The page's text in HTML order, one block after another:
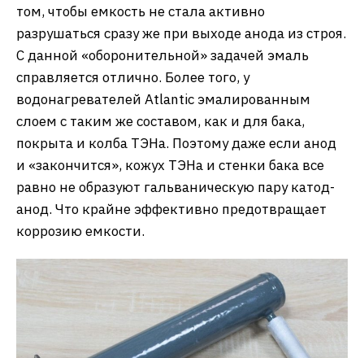
том, чтобы емкость не стала активно
разрушаться сразу же при выходе анода из строя.
С данной «оборонительной» задачей эмаль
справляется отлично. Более того, у
водонагревателей Atlantic эмалированным
слоем с таким же составом, как и для бака,
покрыта и колба ТЭНа. Поэтому даже если анод
и «закончится», кожух ТЭНа и стенки бака все
равно не образуют гальваническую пару катод-
анод. Что крайне эффективно предотвращает
коррозию емкости.